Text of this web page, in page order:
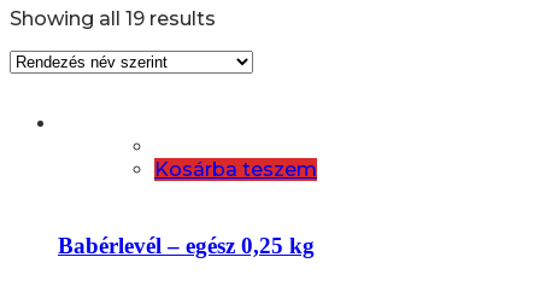
Showing all 19 results
Kosárba teszem
Babérlevél – egész 0,25 kg